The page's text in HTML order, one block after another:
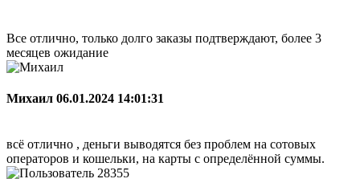
Все отлично, только долго заказы подтверждают, более 3
месяцев ожидание
Михаил 06.01.2024 14:01:31
всё отлично , деньги выводятся без проблем на сотовых
операторов и кошельки, на карты с определённой суммы.